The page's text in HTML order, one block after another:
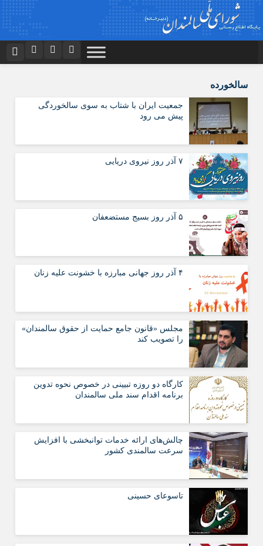
توییتر
آپارات رمز عبور
مرا به خاطر بسپار
سالخورده
جمعیت ایران با شتاب به سوی سالخوردگی
پیش می رود
۷ آذر روز نیروی دریایی
۵ آذر روز بسیج مستضعفان
۴ آذر روز جهانی مبارزه با خشونت علیه زنان
مجلس «قانون جامع حمایت از حقوق سالمندان»
را تصویب کند
کارگاه دو روزه تبیینی در خصوص نحوه تدوین
برنامه اقدام سند ملی سالمندان
چالش‌های ارائه خدمات توانبخشی با افزایش
سرعت سالمندی کشور
تاسوعای حسینی